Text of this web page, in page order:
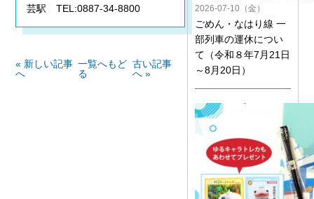
芸駅 TEL:0887-34-8800
« 新しい記事
へ
一覧へもど
る
古い記事
へ »
2026-07-10（金）
ごめん・なはり線 一
部列車の運休につい
て（令和８年7月21日
～8月20日）